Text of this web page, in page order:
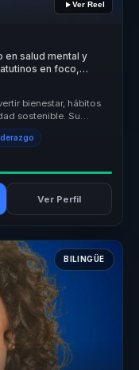
Ver Reel
en salud mental y
en foco,
bienestar, hábitos
sostenible. Su
Ver Perfil
BILINGÜE